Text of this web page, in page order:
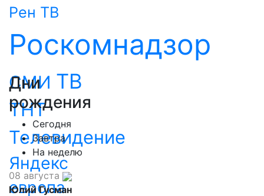
Рен ТВ
Роскомнадзор
СМИ ТВ
ТНТ
Телевидение
Яндекс
европа
Дни
рождения
Сегодня
Завтра
На неделю
08 августа
Юлий Гусман